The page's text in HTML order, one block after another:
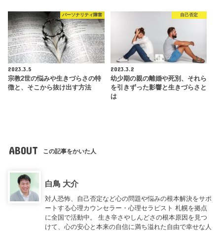
パーソナリティ障害
2023.3.5
宗教2世の悩みや生きづらさの特
徴と、そこから抜け出す方法
自己否定
2023.3.2
幼少期の親の離婚や死別、それら
を引きずった影響と生きづらさと
は
ABOUT この記事をかいた人
白鳥 大介
対人恐怖、自己否定など心の問題や悩みの根本解決をサポ
ートする心理カウンセラー・心理セラピスト 札幌を拠点
に全国で活動中。 生き辛さやしんどさの根本原因を見つ
けて、心の安心と本来の自信に満ち溢れた自由で幸せな人